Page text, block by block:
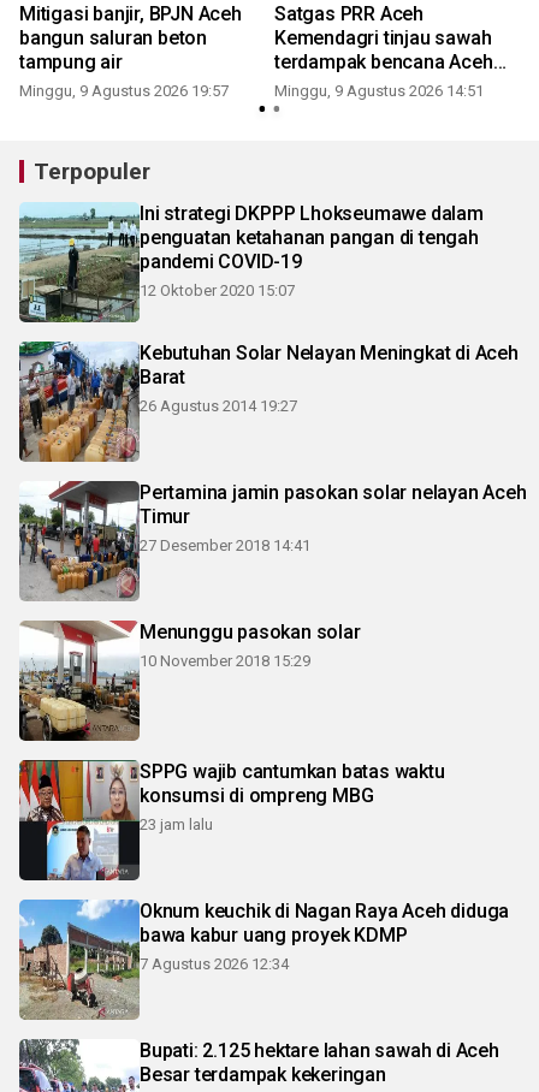
Mitigasi banjir, BPJN Aceh
bangun saluran beton
tampung air
Minggu, 9 Agustus 2026 19:57
Satgas PRR Aceh
Kemendagri tinjau sawah
terdampak bencana Aceh
Barat
Minggu, 9 Agustus 2026 14:51
Terpopuler
Ini strategi DKPPP Lhokseumawe dalam
penguatan ketahanan pangan di tengah
pandemi COVID-19
12 Oktober 2020 15:07
Kebutuhan Solar Nelayan Meningkat di Aceh
Barat
26 Agustus 2014 19:27
Pertamina jamin pasokan solar nelayan Aceh
Timur
27 Desember 2018 14:41
Menunggu pasokan solar
10 November 2018 15:29
SPPG wajib cantumkan batas waktu
konsumsi di ompreng MBG
23 jam lalu
Oknum keuchik di Nagan Raya Aceh diduga
bawa kabur uang proyek KDMP
7 Agustus 2026 12:34
Bupati: 2.125 hektare lahan sawah di Aceh
Besar terdampak kekeringan